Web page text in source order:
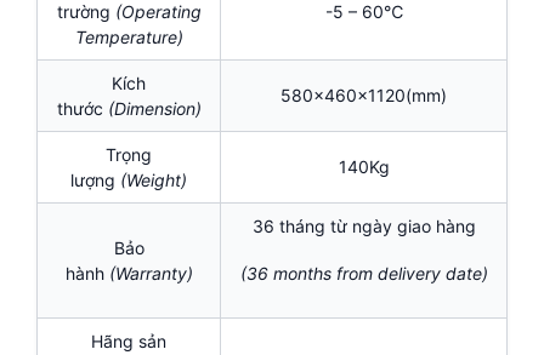
trường (Operating
Temperature)
-5 – 60℃
Kích
thước (Dimension)
580x460x1120(mm)
Trọng
lượng (Weight)
140Kg
Bảo
hành (Warranty)
36 tháng từ ngày giao hàng
(36 months from delivery date)
Hãng sản